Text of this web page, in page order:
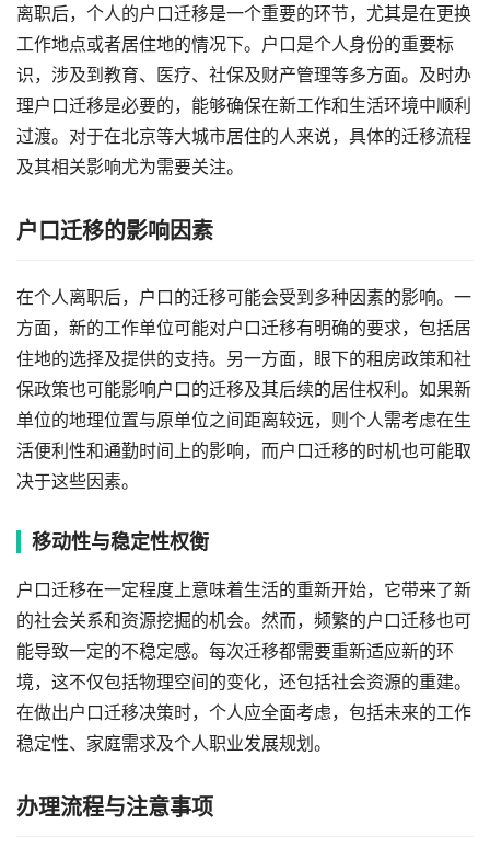
离职后，个人的户口迁移是一个重要的环节，尤其是在更换
工作地点或者居住地的情况下。户口是个人身份的重要标
识，涉及到教育、医疗、社保及财产管理等多方面。及时办
理户口迁移是必要的，能够确保在新工作和生活环境中顺利
过渡。对于在北京等大城市居住的人来说，具体的迁移流程
及其相关影响尤为需要关注。
户口迁移的影响因素
在个人离职后，户口的迁移可能会受到多种因素的影响。一
方面，新的工作单位可能对户口迁移有明确的要求，包括居
住地的选择及提供的支持。另一方面，眼下的租房政策和社
保政策也可能影响户口的迁移及其后续的居住权利。如果新
单位的地理位置与原单位之间距离较远，则个人需考虑在生
活便利性和通勤时间上的影响，而户口迁移的时机也可能取
决于这些因素。
移动性与稳定性权衡
户口迁移在一定程度上意味着生活的重新开始，它带来了新
的社会关系和资源挖掘的机会。然而，频繁的户口迁移也可
能导致一定的不稳定感。每次迁移都需要重新适应新的环
境，这不仅包括物理空间的变化，还包括社会资源的重建。
在做出户口迁移决策时，个人应全面考虑，包括未来的工作
稳定性、家庭需求及个人职业发展规划。
办理流程与注意事项